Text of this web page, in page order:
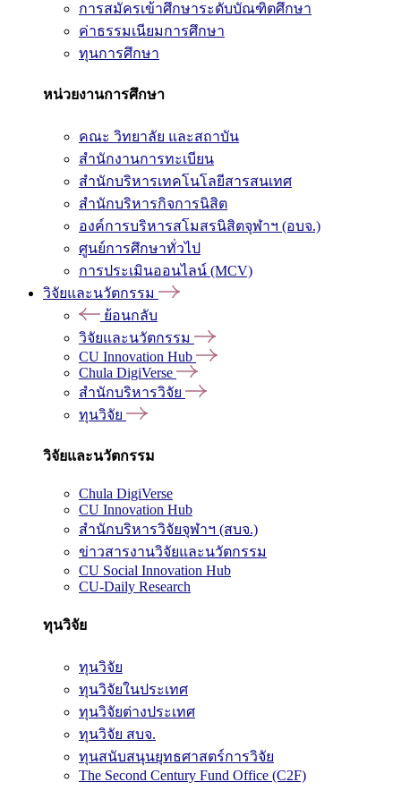
การสมัครเข้าศึกษาระดับบัณฑิตศึกษา
ค่าธรรมเนียมการศึกษา
ทุนการศึกษา
หน่วยงานการศึกษา
คณะ วิทยาลัย และสถาบัน
สำนักงานการทะเบียน
สำนักบริหารเทคโนโลยีสารสนเทศ
สำนักบริหารกิจการนิสิต
องค์การบริหารสโมสรนิสิตจุฬาฯ (อบจ.)
ศูนย์การศึกษาทั่วไป
การประเมินออนไลน์ (MCV)
วิจัยและนวัตกรรม
ย้อนกลับ
วิจัยและนวัตกรรม
CU Innovation Hub
Chula DigiVerse
สำนักบริหารวิจัย
ทุนวิจัย
วิจัยและนวัตกรรม
Chula DigiVerse
CU Innovation Hub
สำนักบริหารวิจัยจุฬาฯ (สบจ.)
ข่าวสารงานวิจัยและนวัตกรรม
CU Social Innovation Hub
CU-Daily Research
ทุนวิจัย
ทุนวิจัย
ทุนวิจัยในประเทศ
ทุนวิจัยต่างประเทศ
ทุนวิจัย สบจ.
ทุนสนับสนุนยุทธศาสตร์การวิจัย
The Second Century Fund Office (C2F)